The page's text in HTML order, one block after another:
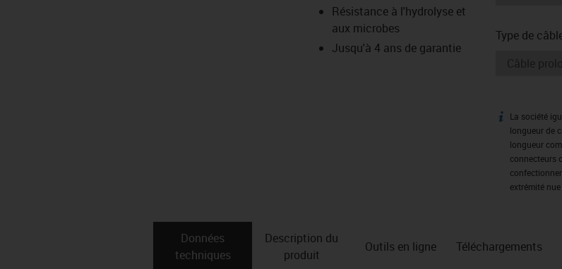
Résistance à l'hydrolyse et
aux microbes
Jusqu'à 4 ans de garantie
Type de
igus-icon-
La société
longueur de
longueur
connecteurs
extrémité nue
Données
techniques
Description du
produit
Outils en ligne Téléchargements